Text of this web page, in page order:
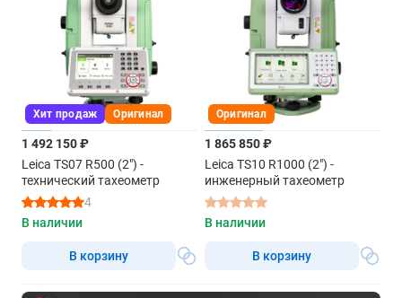
Хит продаж Оригинал
1 492 150 ₽
Leica TS07 R500 (2") -
технический тахеометр
4
В наличии
В корзину
Оригинал
1 865 850 ₽
Leica TS10 R1000 (2") -
инженерный тахеометр
В наличии
В корзину